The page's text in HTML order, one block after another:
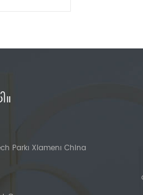
Park၊ Xiamen၊ China